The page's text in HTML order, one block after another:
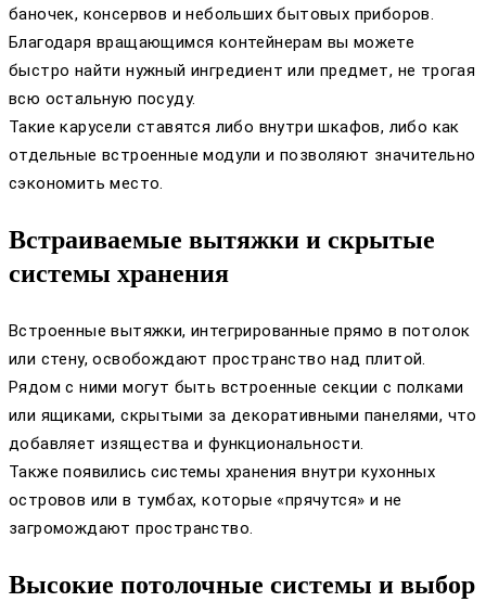
баночек, консервов и небольших бытовых приборов.
Благодаря вращающимся контейнерам вы можете
быстро найти нужный ингредиент или предмет, не трогая
всю остальную посуду.
Такие карусели ставятся либо внутри шкафов, либо как
отдельные встроенные модули и позволяют значительно
сэкономить место.
Встраиваемые вытяжки и скрытые
системы хранения
Встроенные вытяжки, интегрированные прямо в потолок
или стену, освобождают пространство над плитой.
Рядом с ними могут быть встроенные секции с полками
или ящиками, скрытыми за декоративными панелями, что
добавляет изящества и функциональности.
Также появились системы хранения внутри кухонных
островов или в тумбах, которые «прячутся» и не
загромождают пространство.
Высокие потолочные системы и выбор